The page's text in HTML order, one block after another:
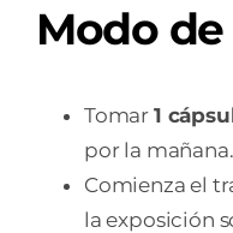
Modo
Tomar 1
por la mañana.
Comienza el
la exposición